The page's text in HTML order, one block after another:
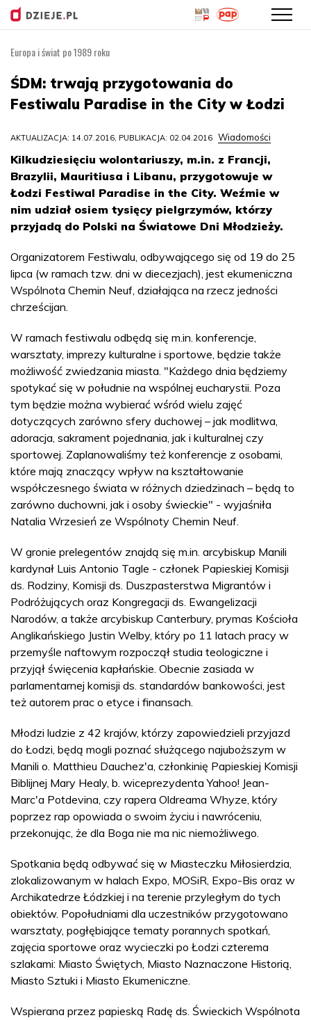
treści
Europa i świat po 1989 roku
ŚDM: trwają przygotowania do
Festiwalu Paradise in the City w Łodzi
AKTUALIZACJA: 14.07.2016, PUBLIKACJA: 02.04.2016 Wiadomości
Kilkudziesięciu wolontariuszy, m.in. z Francji,
Brazylii, Mauritiusa i Libanu, przygotowuje w
Łodzi Festiwal Paradise in the City. Weźmie w
nim udział osiem tysięcy pielgrzymów, którzy
przyjadą do Polski na Światowe Dni Młodzieży.
Organizatorem Festiwalu, odbywającego się od 19 do 25
lipca (w ramach tzw. dni w diecezjach), jest ekumeniczna
Wspólnota Chemin Neuf, działająca na rzecz jedności
chrześcijan.
W ramach festiwalu odbędą się m.in. konferencje,
warsztaty, imprezy kulturalne i sportowe, będzie także
możliwość zwiedzania miasta. "Każdego dnia będziemy
spotykać się w południe na wspólnej eucharystii. Poza
tym będzie można wybierać wśród wielu zajęć
dotyczących zarówno sfery duchowej – jak modlitwa,
adoracja, sakrament pojednania, jak i kulturalnej czy
sportowej. Zaplanowaliśmy też konferencje z osobami,
które mają znaczący wpływ na kształtowanie
współczesnego świata w różnych dziedzinach – będą to
zarówno duchowni, jak i osoby świeckie" - wyjaśniła
Natalia Wrzesień ze Wspólnoty Chemin Neuf.
W gronie prelegentów znajdą się m.in. arcybiskup Manili
kardynał Luis Antonio Tagle - członek Papieskiej Komisji
ds. Rodziny, Komisji ds. Duszpasterstwa Migrantów i
Podróżujących oraz Kongregacji ds. Ewangelizacji
Narodów, a także arcybiskup Canterbury, prymas Kościoła
Anglikańskiego Justin Welby, który po 11 latach pracy w
przemyśle naftowym rozpoczął studia teologiczne i
przyjął święcenia kapłańskie. Obecnie zasiada w
parlamentarnej komisji ds. standardów bankowości, jest
też autorem prac o etyce i finansach.
Młodzi ludzie z 42 krajów, którzy zapowiedzieli przyjazd
do Łodzi, będą mogli poznać służącego najuboższym w
Manili o. Matthieu Dauchez'a, członkinię Papieskiej Komisji
Biblijnej Mary Healy, b. wiceprezydenta Yahoo! Jean-
Marc'a Potdevina, czy rapera Oldreama Whyze, który
poprzez rap opowiada o swoim życiu i nawróceniu,
przekonując, że dla Boga nie ma nic niemożliwego.
Spotkania będą odbywać się w Miasteczku Miłosierdzia,
zlokalizowanym w halach Expo, MOSiR, Expo-Bis oraz w
Archikatedrze Łódzkiej i na terenie przyległym do tych
obiektów. Popołudniami dla uczestników przygotowano
warsztaty, pogłębiające tematy porannych spotkań,
zajęcia sportowe oraz wycieczki po Łodzi czterema
szlakami: Miasto Świętych, Miasto Naznaczone Historią,
Miasto Sztuki i Miasto Ekumeniczne.
Wspierana przez papieską Radę ds. Świeckich Wspólnota